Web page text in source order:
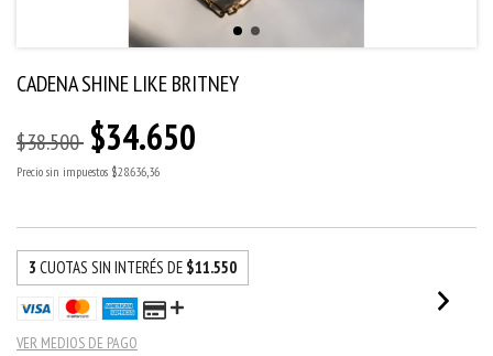
CADENA SHINE LIKE BRITNEY
$38.500 $34.650
Precio sin impuestos $28.636,36
3 CUOTAS SIN INTERÉS DE $11.550
VER MEDIOS DE PAGO